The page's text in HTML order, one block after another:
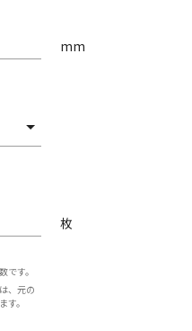
mm
す。
、元の
す。
枚